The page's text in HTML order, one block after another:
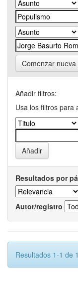
Comenzar
Añadir filtros:
Usa los filtros para
Resultados por
Autor/registro
Resultados 1-1 de